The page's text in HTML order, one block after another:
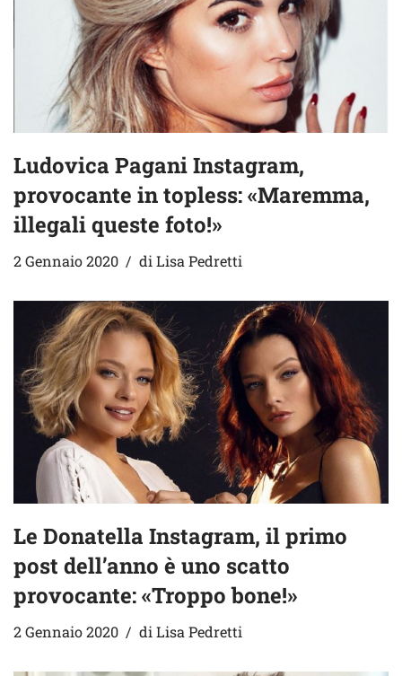
Ludovica Pagani Instagram,
provocante in topless: «Maremma,
illegali queste foto!»
2 Gennaio 2020 di Lisa Pedretti
Le Donatella Instagram, il primo
post dell’anno è uno scatto
provocante: «Troppo bone!»
2 Gennaio 2020 di Lisa Pedretti